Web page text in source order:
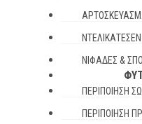
ΝΤΕΛΙΚΑΤΈΣΕΝ
ΝΙΦΆΔΕΣ &
ΠΕΡΙΠΟΊΗΣΗ
ΠΕΡΙΠΟΊΗΣΗ